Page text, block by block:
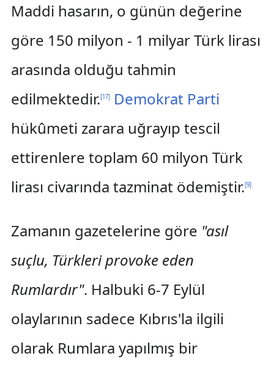
Maddi hasarın, o günün değerine
göre 150 milyon - 1 milyar Türk lirası
arasında olduğu tahmin
edilmektedir.[17]
Demokrat Parti
hükûmeti zarara uğrayıp tescil
ettirenlere toplam 60 milyon Türk
lirası civarında tazminat ödemiştir.[9]
Zamanın gazetelerine göre "asıl
suçlu, Türkleri provoke eden
Rumlardır". Halbuki 6-7 Eylül
olaylarının sadece Kıbrıs'la ilgili
olarak Rumlara yapılmış bir